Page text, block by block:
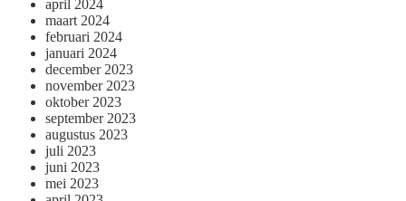
april 2024
maart 2024
februari 2024
januari 2024
december 2023
november 2023
oktober 2023
september 2023
augustus 2023
juli 2023
juni 2023
mei 2023